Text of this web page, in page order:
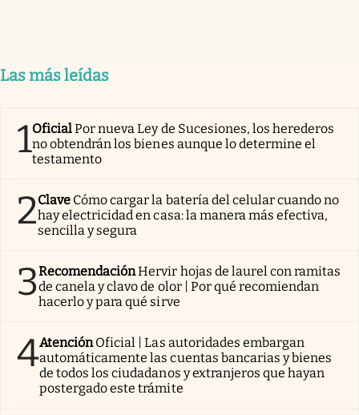
Las más leídas
1OficialPor nueva Ley de Sucesiones, los herederos
no obtendrán los bienes aunque lo determine el
testamento
2Clave Cómo cargar la batería del celular cuando no
hay electricidad en casa: la manera más efectiva,
sencilla y segura
3RecomendaciónHervir hojas de laurel con ramitas
de canela y clavo de olor | Por qué recomiendan
hacerlo y para qué sirve
4AtenciónOficial | Las autoridades embargan
automáticamente las cuentas bancarias y bienes
de todos los ciudadanos y extranjeros que hayan
postergado este trámite